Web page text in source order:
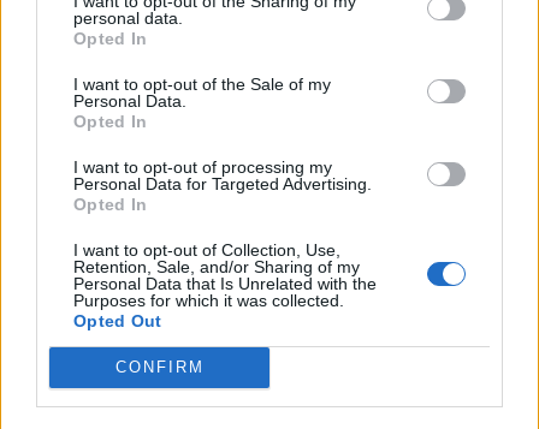
personal data.
Opted In
I want to opt-out of the Sale of my
Personal Data.
Opted In
I want to opt-out of processing my
Personal Data for Targeted Advertising.
Opted In
I want to opt-out of Collection, Use,
Retention, Sale, and/or Sharing of my
Personal Data that Is Unrelated with the
Purposes for which it was collected.
Opted Out
CONFIRM
2026. AUGUSZTUS 06., CSÜTÖRTÖK
energiaválság miatt
rendkívüli
intézkedéseket hoztunk
csütörtökön – hírmix
Energiatakarékosságra hívja fel a
lakosságot a kormány. Továbbá:
gondatlanságból elkövetett
emberöléssel vádolnak egy hegyi
vezetőt a Bucsecs-hegységben
történt baleset miatt.